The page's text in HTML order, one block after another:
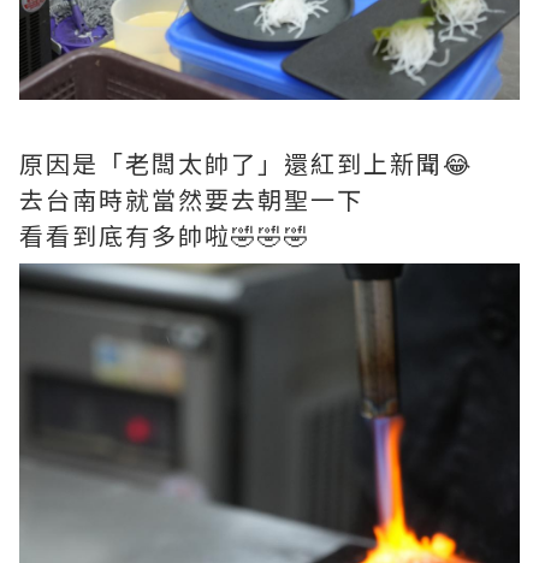
原因是「老闆太帥了」還紅到上新聞😂
去台南時就當然要去朝聖一下
看看到底有多帥啦🤣🤣🤣